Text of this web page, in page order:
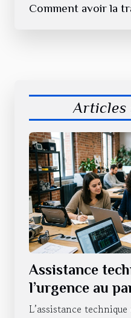
Comment avoir la
Articles
Assistance
l’urgence au
durée
L’assistance